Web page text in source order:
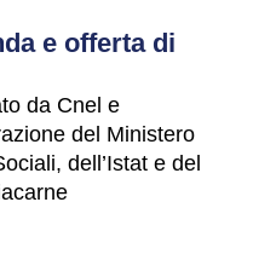
e offerta di
da Cnel e
del Ministero
dell’Istat e del